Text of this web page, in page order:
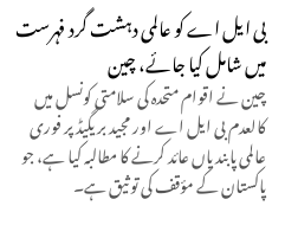
بی ایل اے کو عالمی دہشت گرد فہرست
میں شامل کیا جائے، چین
چین نے اقوام متحدہ کی سلامتی کونسل میں
کالعدم بی ایل اے اور مجید بریگیڈ پر فوری
عالمی پابندیاں عائد کرنے کا مطالبہ کیا ہے، جو
پاکستان کے مؤقف کی توثیق ہے۔